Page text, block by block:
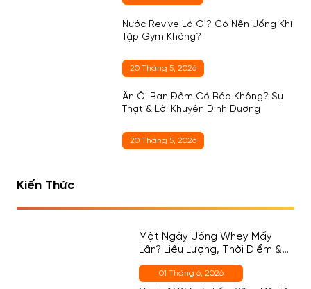
Nước Revive Là Gì? Có Nên Uống Khi
Tập Gym Không?
20 Tháng 5, 2026
Ăn Ổi Ban Đêm Có Béo Không? Sự
Thật & Lời Khuyên Dinh Dưỡng
20 Tháng 5, 2026
Kiến Thức
Một Ngày Uống Whey Mấy
Lần? Liều Lượng, Thời Điểm &
Cách Chọn Đúng Cho Người
Mới
01 Tháng 6, 2026